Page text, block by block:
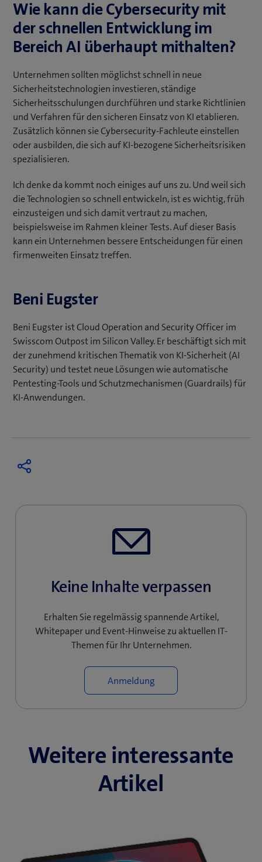
Wie kann die Cybersecurity mit
der schnellen Entwicklung im
Bereich AI überhaupt mithalten?
Unternehmen sollten möglichst schnell in neue
Sicherheitstechnologien investieren, ständige
Sicherheitsschulungen durchführen und starke Richtlinien
und Verfahren für den sicheren Einsatz von KI etablieren.
Zusätzlich können sie Cybersecurity-Fachleute einstellen
oder ausbilden, die sich auf KI-bezogene Sicherheitsrisiken
spezialisieren.
Ich denke da kommt noch einiges auf uns zu. Und weil sich
die Technologien so schnell entwickeln, ist es wichtig, früh
einzusteigen und sich damit vertraut zu machen,
beispielsweise im Rahmen kleiner Tests. Auf dieser Basis
kann ein Unternehmen bessere Entscheidungen für einen
firmenweiten Einsatz treffen.
Beni Eugster
Beni Eugster ist Cloud Operation and Security Officer im
Swisscom Outpost im Silicon Valley. Er beschäftigt sich mit
der zunehmend kritischen Thematik von KI-Sicherheit (AI
Security) und testet neue Lösungen wie automatische
Pentesting-Tools und Schutzmechanismen (Guardrails) für
KI-Anwendungen.
Keine Inhalte verpassen
Erhalten Sie regelmässig spannende Artikel,
Whitepaper und Event-Hinweise zu aktuellen IT-
Themen für Ihr Unternehmen.
Anmeldung
Weitere interessante
Artikel